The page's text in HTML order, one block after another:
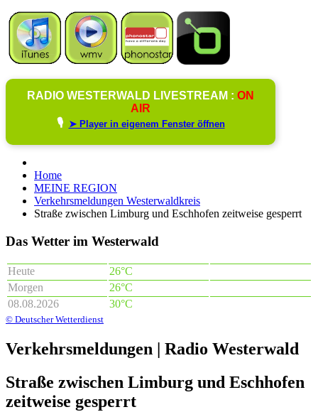
RADIO WESTERWALD LIVESTREAM : ON
AIR
🎙️ ➤ Player in eigenem Fenster öffnen
Home
MEINE REGION
Verkehrsmeldungen Westerwaldkreis
Straße zwischen Limburg und Eschhofen zeitweise gesperrt
Das Wetter im Westerwald
Heute
26°C
Morgen
26°C
08.08.2026
30°C
© Deutscher Wetterdienst
Verkehrsmeldungen | Radio Westerwald
Straße zwischen Limburg und Eschhofen
zeitweise gesperrt